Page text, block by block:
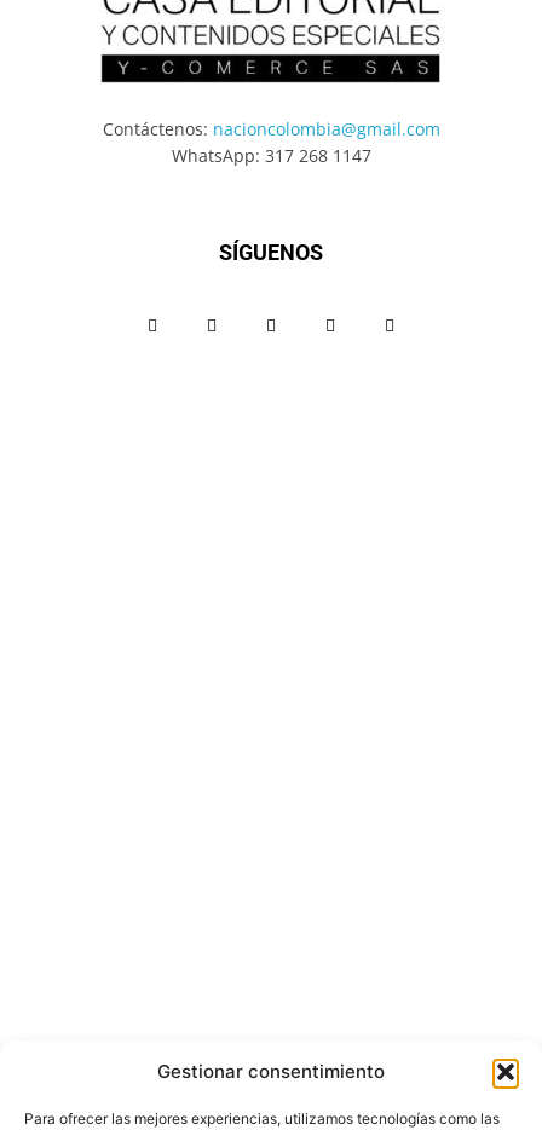
Gestionar consentimiento
Para ofrecer las mejores experiencias, utilizamos tecnologías como las
Contáctenos: nacioncolombia@gmail.com
WhatsApp: 317 268 1147
SÍGUENOS